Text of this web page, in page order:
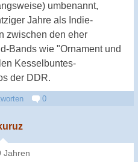
umbenannt,
Jahre als Indie-
zwischen den eher
Bands wie "Ornament und
Kesselbuntes-
der DDR.
0
Jahren